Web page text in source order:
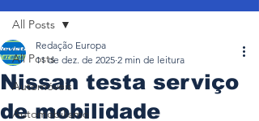
All Posts
Automóveis
Automobilismo
All Posts
Nissan testa serviço
de mobilidade
Redação Europa
11 de dez. de 2025 2 min de leitura